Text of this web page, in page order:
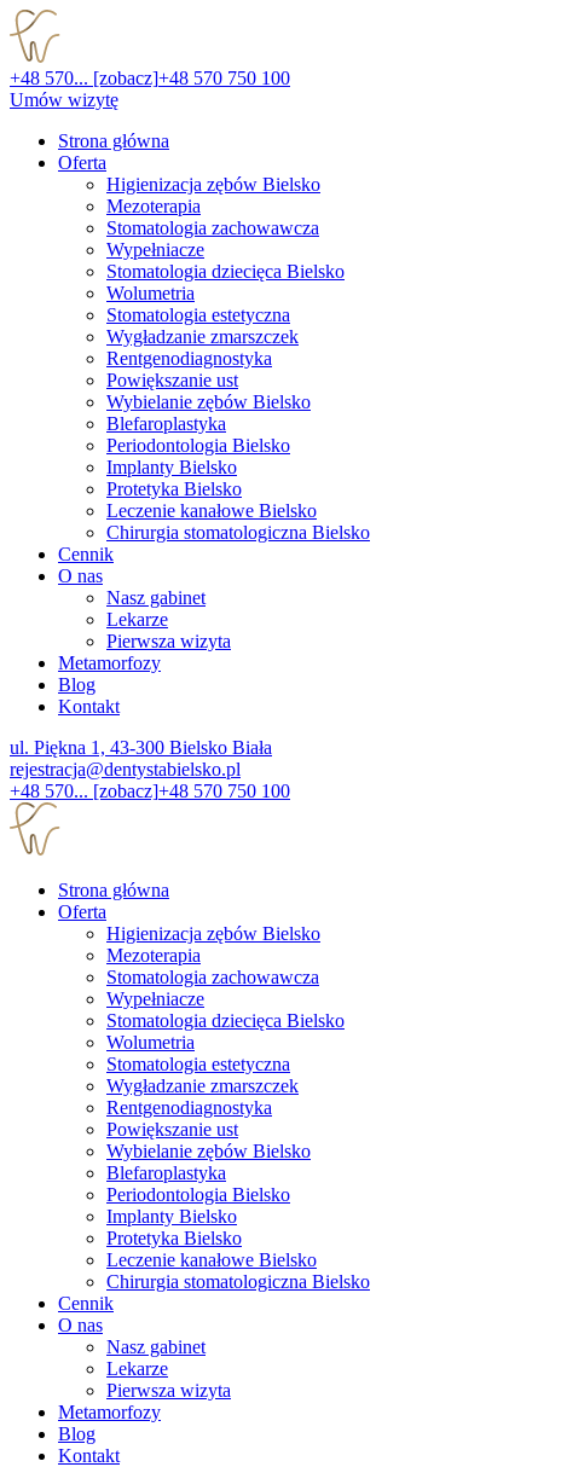
+48 570... [zobacz]+48 570 750 100
Umów wizytę
Strona główna
Oferta
Higienizacja zębów Bielsko
Mezoterapia
Stomatologia zachowawcza
Wypełniacze
Stomatologia dziecięca Bielsko
Wolumetria
Stomatologia estetyczna
Wygładzanie zmarszczek
Rentgenodiagnostyka
Powiększanie ust
Wybielanie zębów Bielsko
Blefaroplastyka
Periodontologia Bielsko
Implanty Bielsko
Protetyka Bielsko
Leczenie kanałowe Bielsko
Chirurgia stomatologiczna Bielsko
Cennik
O nas
Nasz gabinet
Lekarze
Pierwsza wizyta
Metamorfozy
Blog
Kontakt
ul. Piękna 1, 43-300 Bielsko Biała
rejestracja@dentystabielsko.pl
+48 570... [zobacz]+48 570 750 100
Strona główna
Oferta
Higienizacja zębów Bielsko
Mezoterapia
Stomatologia zachowawcza
Wypełniacze
Stomatologia dziecięca Bielsko
Wolumetria
Stomatologia estetyczna
Wygładzanie zmarszczek
Rentgenodiagnostyka
Powiększanie ust
Wybielanie zębów Bielsko
Blefaroplastyka
Periodontologia Bielsko
Implanty Bielsko
Protetyka Bielsko
Leczenie kanałowe Bielsko
Chirurgia stomatologiczna Bielsko
Cennik
O nas
Nasz gabinet
Lekarze
Pierwsza wizyta
Metamorfozy
Blog
Kontakt